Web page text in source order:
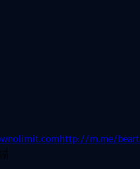
http://m.me/